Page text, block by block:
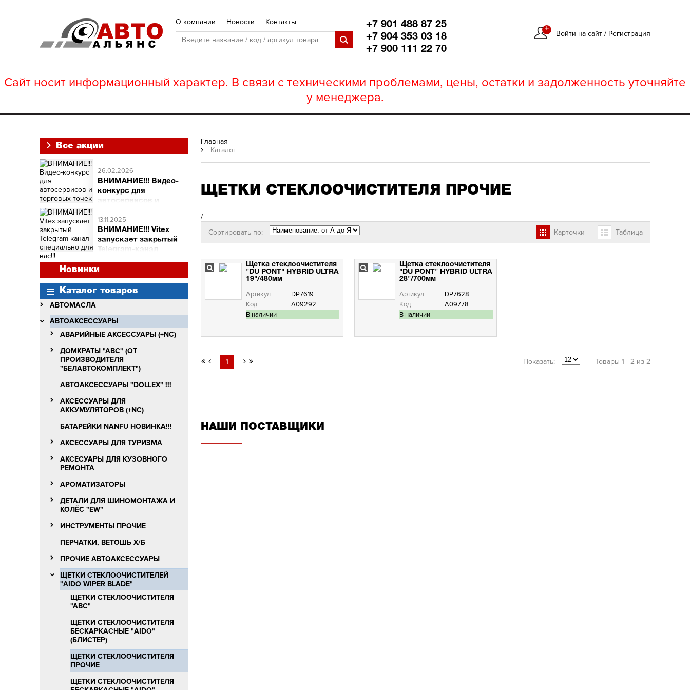
О компании Новости Контакты
+7 901 488 87 25
+7 904 353 03 18
+7 900 111 22 70
+
Войти на сайт / Регистрация
Сайт носит информационный характер. В связи с техническими проблемами, цены, остатки и задолженность уточняйте
у менеджера.
Все акции
26.02.2026
ВНИМАНИЕ!!! Видео-
конкурс для
автосервисов и
ВНИМАНИЕ!!! Видео-
конкурс для автосервисов
и торговых точек
Сними видео с Vitex -
Quantum Molibden
13.11.2025
ВНИМАНИЕ!!! Vitex
запускает закрытый
Telegram-канал
ВНИМАНИЕ!!!
Telegram-канал
специально для вас!!!
Новинки
Каталог товаров
АВТОМАСЛА
АВТОАКСЕССУАРЫ
АВАРИЙНЫЕ АКСЕССУАРЫ (+NC)
ДОМКРАТЫ "АВС" (ОТ
ПРОИЗВОДИТЕЛЯ
"БЕЛАВТОКОМПЛЕКТ")
АВТОАКСЕССУАРЫ "DOLLEX" !!!
АКСЕССУАРЫ ДЛЯ
АККУМУЛЯТОРОВ (+NC)
БАТАРЕЙКИ NANFU НОВИНКА!!!
АКСЕССУАРЫ ДЛЯ ТУРИЗМА
АКСЕСУАРЫ ДЛЯ КУЗОВНОГО
РЕМОНТА
АРОМАТИЗАТОРЫ
ДЕТАЛИ ДЛЯ ШИНОМОНТАЖА И
КОЛЁС "EW"
ИНСТРУМЕНТЫ ПРОЧИЕ
ПЕРЧАТКИ, ВЕТОШЬ Х/Б
ПРОЧИЕ АВТОАКСЕССУАРЫ
ЩЕТКИ СТЕКЛООЧИСТИТЕЛЕЙ
"AIDO WIPER BLADE"
ЩЕТКИ СТЕКЛООЧИСТИТЕЛЯ
"АВС"
ЩЕТКИ СТЕКЛООЧИСТИТЕЛЯ
БЕСКАРКАСНЫЕ "AIDO"
(БЛИСТЕР)
ЩЕТКИ СТЕКЛООЧИСТИТЕЛЯ
ПРОЧИЕ
ЩЕТКИ СТЕКЛООЧИСТИТЕЛЯ
Главная
Каталог
ЩЕТКИ СТЕКЛООЧИСТИТЕЛЯ ПРОЧИЕ
/
Сортировать по:
Карточки Таблица
Щетка стеклоочистителя
"DU PONT" HYBRID ULTRA
19"/480мм
Артикул
DP7619
Код
А09292
В наличии
Щетка стеклоочистителя
"DU PONT" HYBRID ULTRA
28"/700мм
Артикул
DP7628
Код
А09778
В наличии
1 Показать: Товары 1 - 2 из 2
НАШИ ПОСТАВЩИКИ